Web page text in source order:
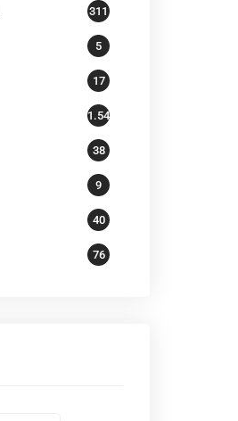
311
5
17
1.541
38
9
40
76